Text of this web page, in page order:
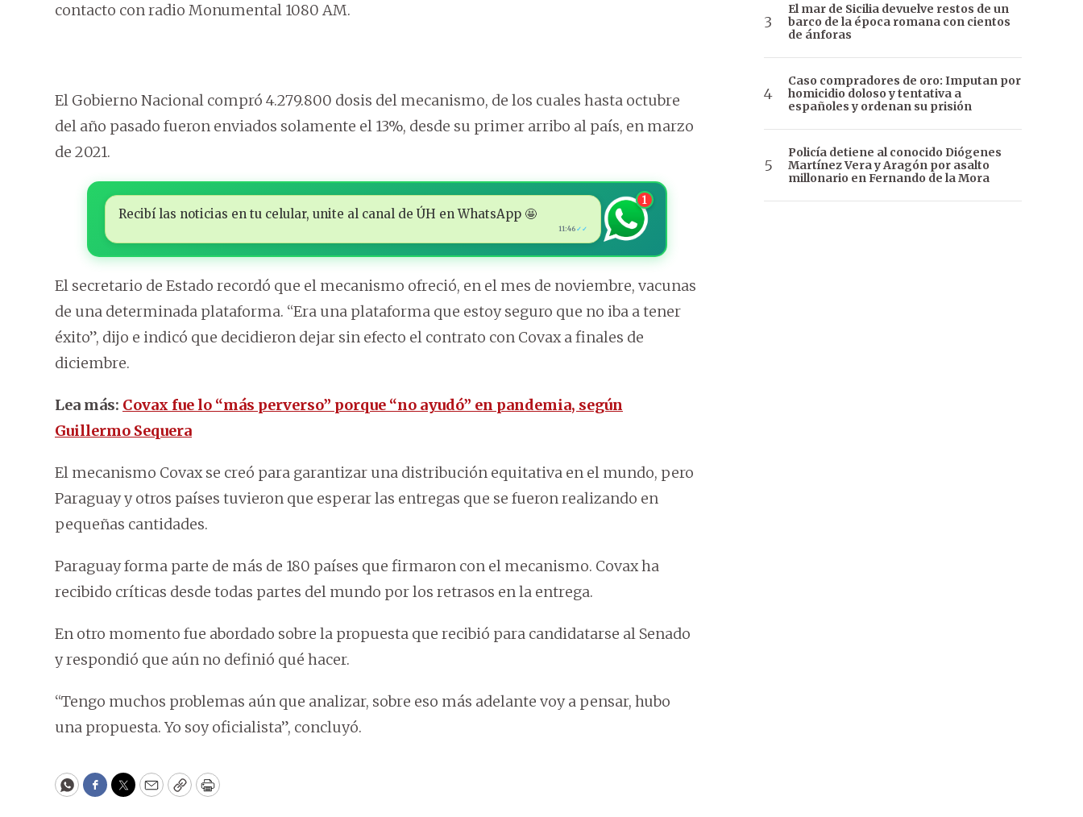
contacto con radio Monumental 1080 AM.
El Gobierno Nacional compró 4.279.800 dosis del mecanismo, de los cuales hasta octubre
del año pasado fueron enviados solamente el 13%, desde su primer arribo al país, en marzo
de 2021.
Recibí las noticias en tu celular, unite al canal de ÚH en WhatsApp 🤩
11:46 ✓✓
1
El secretario de Estado recordó que el mecanismo ofreció, en el mes de noviembre, vacunas
de una determinada plataforma. “Era una plataforma que estoy seguro que no iba a tener
éxito”, dijo e indicó que decidieron dejar sin efecto el contrato con Covax a finales de
diciembre.
Lea más: Covax fue lo “más perverso” porque “no ayudó” en pandemia, según
Guillermo Sequera
El mecanismo Covax se creó para garantizar una distribución equitativa en el mundo, pero
Paraguay y otros países tuvieron que esperar las entregas que se fueron realizando en
pequeñas cantidades.
Paraguay forma parte de más de 180 países que firmaron con el mecanismo. Covax ha
recibido críticas desde todas partes del mundo por los retrasos en la entrega.
En otro momento fue abordado sobre la propuesta que recibió para candidatarse al Senado
y respondió que aún no definió qué hacer.
“Tengo muchos problemas aún que analizar, sobre eso más adelante voy a pensar, hubo
una propuesta. Yo soy oficialista”, concluyó.
WhatsApp
Facebook
Twitter
EmailCopyPrint
El mar de Sicilia devuelve restos de un
barco de la época romana con cientos
de ánforas
Caso compradores de oro: Imputan por
homicidio doloso y tentativa a
españoles y ordenan su prisión
Policía detiene al conocido Diógenes
Martínez Vera y Aragón por asalto
millonario en Fernando de la Mora